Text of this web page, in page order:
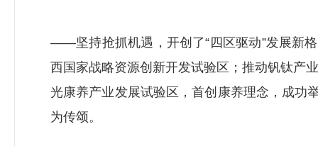
——坚持抢抓机遇，开创了“四区驱动”发展新
西国家战略资源创新开发试验区；推动钒钛产
光康养产业发展试验区，首创康养理念，成功
为传颂。